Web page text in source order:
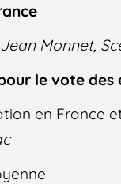
Monnet,
le vote des
en France